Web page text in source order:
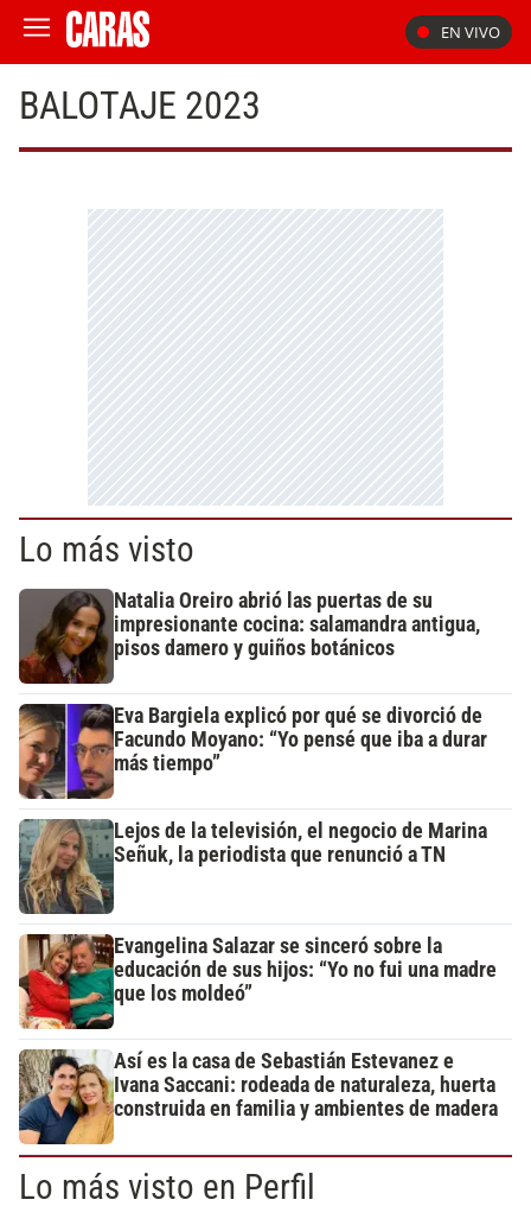
EN VIVO
BALOTAJE 2023
Lo más visto
Natalia Oreiro abrió las puertas de su
impresionante cocina: salamandra antigua,
pisos damero y guiños botánicos
Eva Bargiela explicó por qué se divorció de
Facundo Moyano: “Yo pensé que iba a durar
más tiempo”
Lejos de la televisión, el negocio de Marina
Señuk, la periodista que renunció a TN
Evangelina Salazar se sinceró sobre la
educación de sus hijos: “Yo no fui una madre
que los moldeó”
Así es la casa de Sebastián Estevanez e
Ivana Saccani: rodeada de naturaleza, huerta
construida en familia y ambientes de madera
Lo más visto en Perfil